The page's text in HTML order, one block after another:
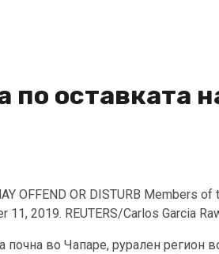
по оставката
OFFEND OR DISTURB
2019. REUTERS/Carlos Garcia
почна во Чапаре, рурален регион